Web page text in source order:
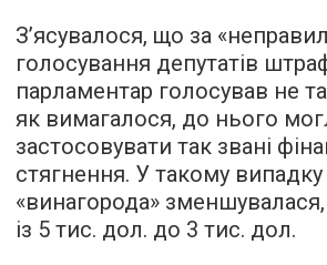
З’ясувалося, що за
голосування депутатів
парламентар голосував не
як вимагалося, до нього
застосовувати так звані
стягнення. У такому випадку
«винагорода»
із 5 тис. дол. до 3 тис. дол.